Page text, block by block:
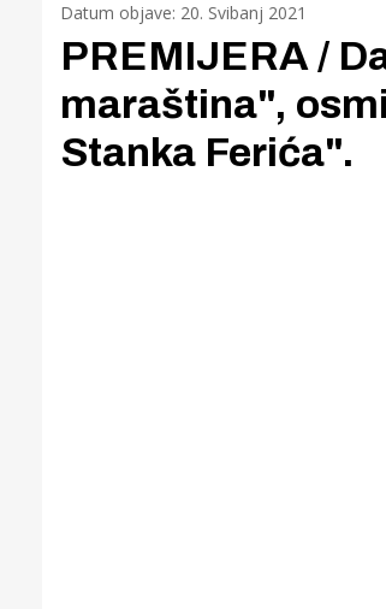
Datum objave: 20. Svibanj 2021
PREMIJERA /
maraština",
Stanka Ferića".